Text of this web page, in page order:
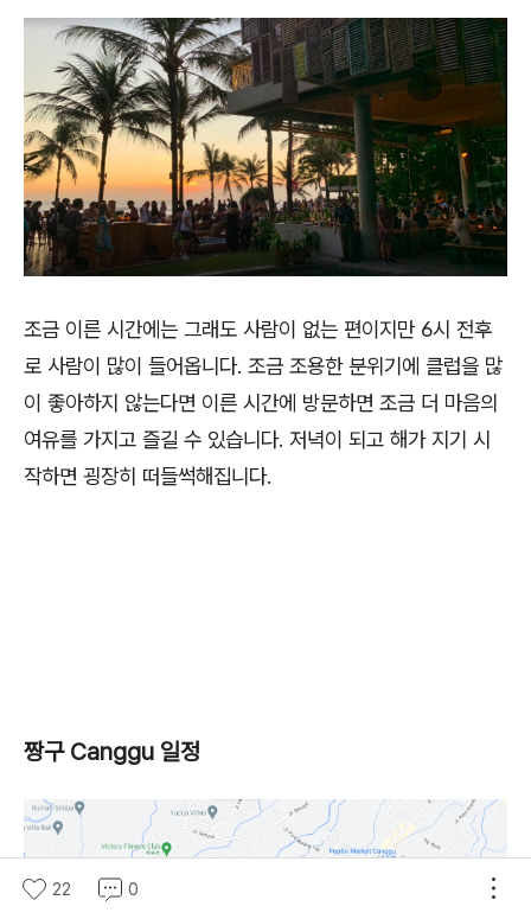
조금 이른 시간에는 그래도 사람이 없는 편이지만 6시 전후
로 사람이 많이 들어옵니다. 조금 조용한 분위기에 클럽을 많
이 좋아하지 않는다면 이른 시간에 방문하면 조금 더 마음의
여유를 가지고 즐길 수 있습니다. 저녁이 되고 해가 지기 시
작하면 굉장히 떠들썩해집니다.
짱구 Canggu 일정
22 0